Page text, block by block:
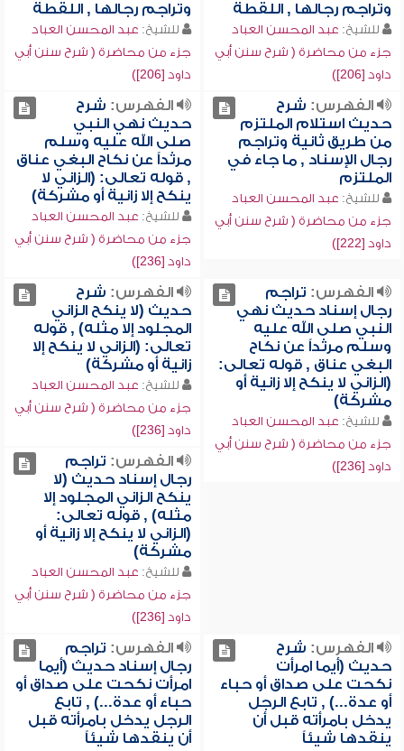
وتراجم رجالها , اللقطة
للشيخ: عبد المحسن العباد
جزء من محاضرة ( شرح سنن أبي
داود [206])
وتراجم رجالها , اللقطة
للشيخ: عبد المحسن العباد
جزء من محاضرة ( شرح سنن أبي
داود [206])
الفهرس: شرح
حديث استلام الملتزم
من طريق ثانية وتراجم
رجال الإسناد , ما جاء في
الملتزم
للشيخ: عبد المحسن العباد
جزء من محاضرة ( شرح سنن أبي
داود [222])
الفهرس: شرح
حديث نهي النبي
صلى الله عليه وسلم
مرثداً عن نكاح البغي عناق
, قوله تعالى: (الزاني لا
ينكح إلا زانية أو مشركة)
للشيخ: عبد المحسن العباد
جزء من محاضرة ( شرح سنن أبي
داود [236])
الفهرس: تراجم
رجال إسناد حديث نهي
النبي صلى الله عليه
وسلم مرثداً عن نكاح
البغي عناق , قوله تعالى:
(الزاني لا ينكح إلا زانية أو
مشركة)
للشيخ: عبد المحسن العباد
جزء من محاضرة ( شرح سنن أبي
داود [236])
الفهرس: شرح
حديث (لا ينكح الزاني
المجلود إلا مثله) , قوله
تعالى: (الزاني لا ينكح إلا
زانية أو مشركة)
للشيخ: عبد المحسن العباد
جزء من محاضرة ( شرح سنن أبي
داود [236])
الفهرس: تراجم
رجال إسناد حديث (لا
ينكح الزاني المجلود إلا
مثله) , قوله تعالى:
(الزاني لا ينكح إلا زانية أو
مشركة)
للشيخ: عبد المحسن العباد
جزء من محاضرة ( شرح سنن أبي
داود [236])
الفهرس: شرح
حديث (أيما امرأت
نكحت على صداق أو حباء
أو عدة...) , تابع الرجل
يدخل بامرأته قبل أن
ينقدها شيئاً
الفهرس: تراجم
رجال إسناد حديث (أيما
امرأت نكحت على صداق أو
حباء أو عدة...) , تابع
الرجل يدخل بامرأته قبل
أن ينقدها شيئاً